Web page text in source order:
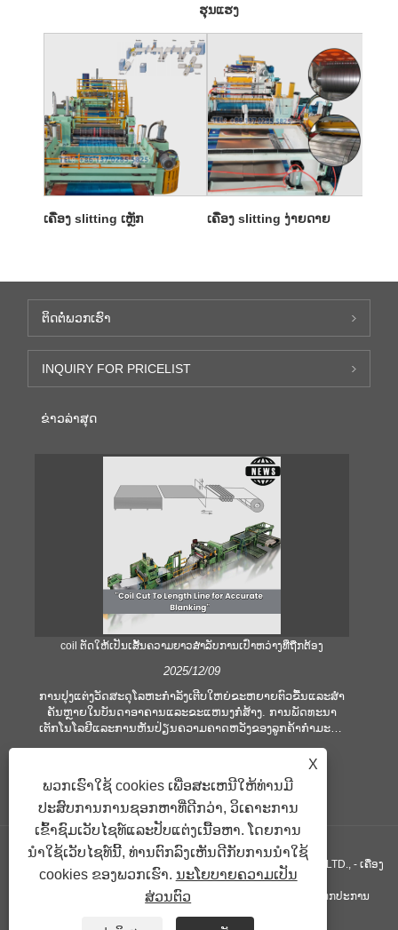
ຮຸນແຮງ
ເຄື່ອງ slitting ເຫຼັກ ເຄື່ອງ slitting ງ່າຍດາຍ
ຕິດ​ຕໍ່​ພວກ​ເຮົາ
INQUIRY FOR PRICELIST
ຂ່າວ​ລ່າ​ສຸດ
coil ຕັດໃຫ້ເປັນເສັ້ນຄວາມຍາວສໍາລັບການເປົ່າຫວ່າງທີ່ຖືກຕ້ອງ
2025/12/09
ການປຸງແຕ່ງວັດສະດຸໂລຫະກໍາລັງເຕີບໃຫຍ່ຂະຫຍາຍຕົວຂື້ນແລະສໍາ
ຄັນຫຼາຍໃນບັນດາອາຄານແລະຂະແຫນງກໍ່ສ້າງ. ການພັດທະນາ
ເຕັກໂນໂລຢີແລະການຫັນປ່ຽນຄວາມຄາດຫວັງຂອງລູກຄ້າກໍາມະກໍາ
ຕ້ອງການດ້ານຄຸນນະພາບ. ເຕັກນິກການປຸງແຕ່ງມືແບບທໍາມະດາແມ່ນ
ບໍ່ພຽງພໍທີ່ຈະຕອບສະຫນອງຄວາມຕ້ອງການຂອງອຸດສາຫະກໍາທີ່ທັນ
ສະໄຫມ, ໂດຍສະເພາະໃນການສະແຫວງຫາຄວາມຖືກຕ້ອງແລະ
ປະສິດທິພາບສູງ. ເພາະສະນັ້ນ, coil ການຕັດໄປຫາເສັ້ນຄວາມຍາວ
ໄດ້ເກີດຂື້ນເປັນອຸປະກອນປະມວນຜົນ coil.
ສະຫງວນລິຂະສິດ © GUANGZHOU KINGREAL MACHINERY CO., LTD., - ເຄື່ອງ
ຕັດທໍ່, ຕັດທໍ່ເສັ້ນໃຫ້ຍາວ, ຕັດໂລຫະເປັນເສັ້ນຍາວ - ສະຫງວນລິຂະສິດທຸກປະການ
Sitemap XML
X
ພວກເຮົາໃຊ້ cookies ເພື່ອສະເຫນີໃຫ້ທ່ານມີ
ປະສົບການການຊອກຫາທີ່ດີກວ່າ, ວິເຄາະການ
ເຂົ້າຊົມເວັບໄຊທ໌ແລະປັບແຕ່ງເນື້ອຫາ. ໂດຍການ
ນໍາໃຊ້ເວັບໄຊທ໌ນີ້, ທ່ານຕົກລົງເຫັນດີກັບການນໍາໃຊ້
cookies ຂອງພວກເຮົາ. ນະໂຍບາຍຄວາມເປັນ
ສ່ວນຕົວ